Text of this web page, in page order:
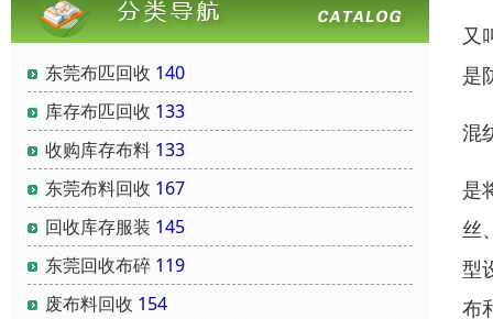
东莞布匹回收 140
库存布匹回收 133
收购库存布料 133
东莞布料回收 167
回收库存服装 145
东莞回收布碎 119
废布料回收 154
又
是
混
是
丝
型
布